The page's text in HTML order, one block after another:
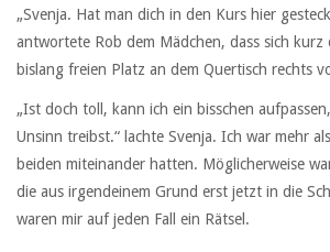
„Svenja. Hat man dich in den Kurs hier
antwortete Rob dem Mädchen, dass sich kurz
bislang freien Platz an dem Quertisch rechts
„Ist doch toll, kann ich ein bisschen
Unsinn treibst.“ lachte Svenja. Ich war mehr
beiden miteinander hatten. Möglicherweise
die aus irgendeinem Grund erst jetzt in die
waren mir auf jeden Fall ein Rätsel.